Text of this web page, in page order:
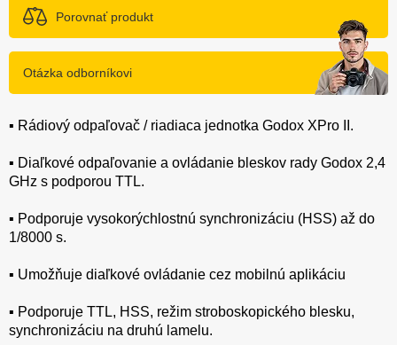
Porovnať produkt
Otázka odborníkovi
▪️ Rádiový odpaľovač / riadiaca jednotka Godox XPro II.
▪️ Diaľkové odpaľovanie a ovládanie bleskov rady Godox 2,4
GHz s podporou TTL.
▪️ Podporuje vysokorýchlostnú synchronizáciu (HSS) až do
1/8000 s.
▪️ Umožňuje diaľkové ovládanie cez mobilnú aplikáciu
▪️ Podporuje TTL, HSS, režim stroboskopického blesku,
synchronizáciu na druhú lamelu.